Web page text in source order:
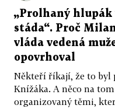
„Prolhaný hlupák
stáda“. Proč
vláda vedená
opovrhoval
Někteří říkají, že to byl
Knížáka. A něco na
organizovaný těmi,